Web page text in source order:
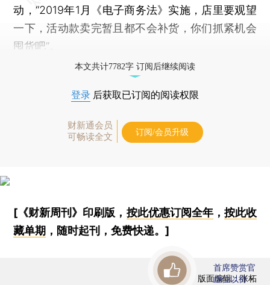
动，“2019年1月《电子商务法》实施，店里要观望
一下，活动款卖完暂且都不会补货，你们抓紧机会
囤货吧”。
本文共计7782字 订阅后继续阅读
登录 后获取已订阅的阅读权限
财新通会员
可畅读全文
订阅/会员升级
[《财新周刊》印刷版， 按此优惠订阅全年， 按此收
藏单期 ，随时起刊，免费快递。]
版面编辑：张柘
首席赞赏官
虚位以待